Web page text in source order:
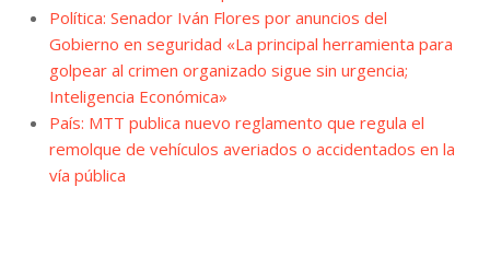
Política: Senador Iván Flores por anuncios del
Gobierno en seguridad «La principal herramienta para
golpear al crimen organizado sigue sin urgencia;
Inteligencia Económica»
País: MTT publica nuevo reglamento que regula el
remolque de vehículos averiados o accidentados en la
vía pública